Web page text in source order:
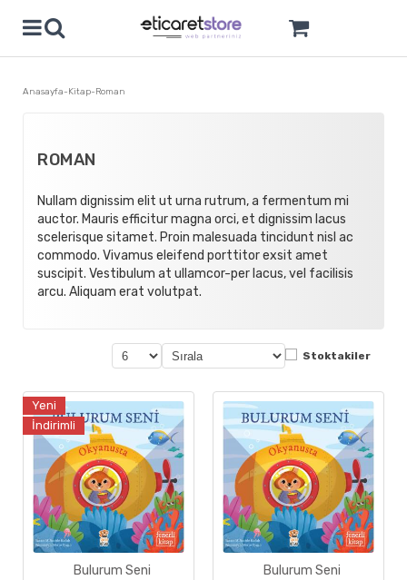
Anasayfa Kitap Roman
ROMAN
Nullam dignissim elit ut urna rutrum, a fermentum mi
auctor. Mauris efficitur magna orci, et dignissim lacus
scelerisque sitamet. Proin malesuada tincidunt nisl ac
commodo. Vivamus eleifend porttitor exsit amet
suscipit. Vestibulum at ullamcor-per lacus, vel facilisis
arcu. Aliquam erat volutpat.
Stoktakiler
Bulurum Seni
Yeni
İndirimli
Bulurum Seni